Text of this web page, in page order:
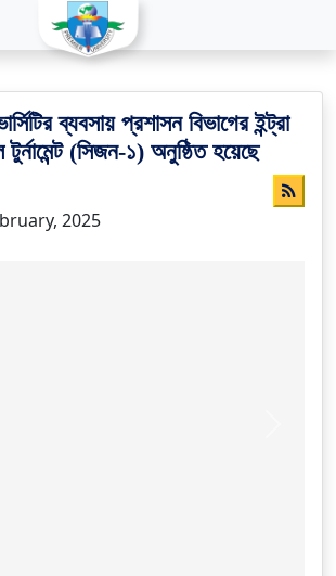
ব্যবসায় প্রশাসন বিভাগের ইন্ট্রা
টুর্নামেন্ট (সিজন-১) অনুষ্ঠিত হয়েছে
2025